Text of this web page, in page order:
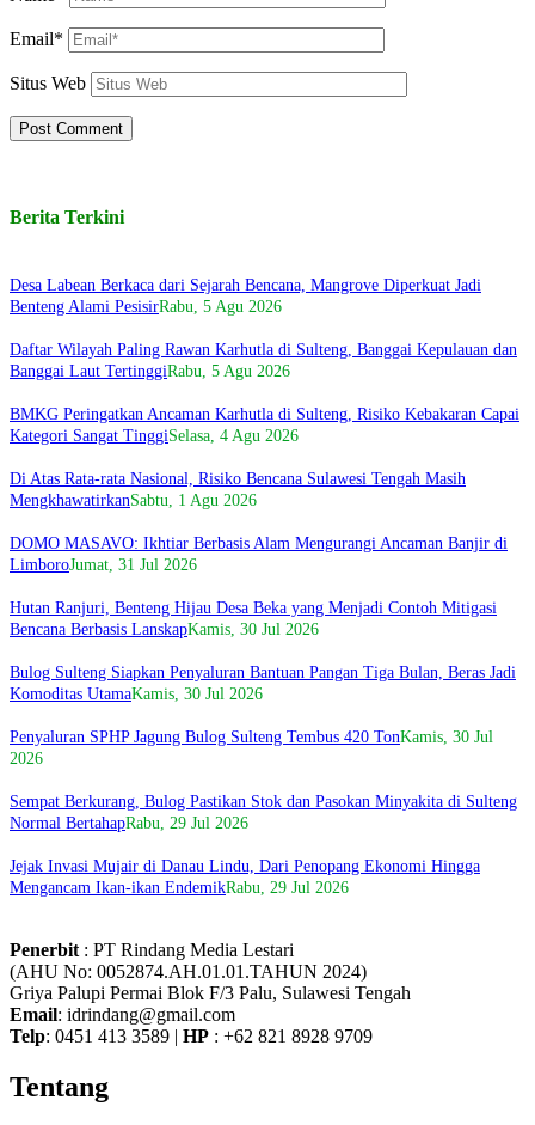
Email*
Situs Web
Berita Terkini
Desa Labean Berkaca dari Sejarah Bencana, Mangrove Diperkuat Jadi
Benteng Alami PesisirRabu, 5 Agu 2026
Daftar Wilayah Paling Rawan Karhutla di Sulteng, Banggai Kepulauan dan
Banggai Laut TertinggiRabu, 5 Agu 2026
BMKG Peringatkan Ancaman Karhutla di Sulteng, Risiko Kebakaran Capai
Kategori Sangat TinggiSelasa, 4 Agu 2026
Di Atas Rata-rata Nasional, Risiko Bencana Sulawesi Tengah Masih
MengkhawatirkanSabtu, 1 Agu 2026
DOMO MASAVO: Ikhtiar Berbasis Alam Mengurangi Ancaman Banjir di
LimboroJumat, 31 Jul 2026
Hutan Ranjuri, Benteng Hijau Desa Beka yang Menjadi Contoh Mitigasi
Bencana Berbasis LanskapKamis, 30 Jul 2026
Bulog Sulteng Siapkan Penyaluran Bantuan Pangan Tiga Bulan, Beras Jadi
Komoditas UtamaKamis, 30 Jul 2026
Penyaluran SPHP Jagung Bulog Sulteng Tembus 420 TonKamis, 30 Jul
2026
Sempat Berkurang, Bulog Pastikan Stok dan Pasokan Minyakita di Sulteng
Normal BertahapRabu, 29 Jul 2026
Jejak Invasi Mujair di Danau Lindu, Dari Penopang Ekonomi Hingga
Mengancam Ikan-ikan EndemikRabu, 29 Jul 2026
Penerbit : PT Rindang Media Lestari
(AHU No: 0052874.AH.01.01.TAHUN 2024)
Griya Palupi Permai Blok F/3 Palu, Sulawesi Tengah
Email: idrindang@gmail.com
Telp: 0451 413 3589 | HP : +62 821 8928 9709
Tentang